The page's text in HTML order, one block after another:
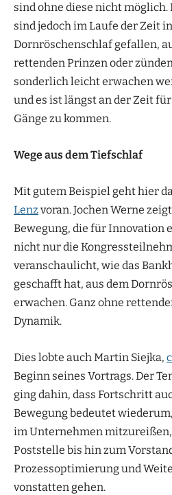
sind ohne diese nicht möglich.
sind jedoch im Laufe der Zeit
Dornröschenschlaf gefallen,
rettenden Prinzen oder
sonderlich leicht erwachen
und es ist längst an der Zeit
Gänge zu kommen.
Wege aus dem Tiefschlaf
Mit gutem Beispiel geht hier
Lenz voran. Jochen Werne
Bewegung, die für Innovation
nicht nur die
veranschaulicht, wie das
geschafft hat, aus dem
erwachen. Ganz ohne
Dynamik.
Dies lobte auch Martin Siejka,
Beginn seines Vortrags. Der
ging dahin, dass Fortschritt
Bewegung bedeutet
im Unternehmen
Poststelle bis hin zum
Prozessoptimierung und
vonstatten gehen.